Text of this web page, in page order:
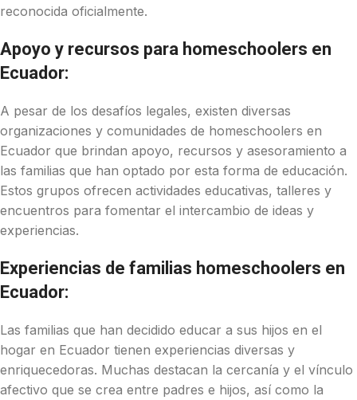
reconocida oficialmente.
Apoyo y recursos para homeschoolers en
Ecuador:
A pesar de los desafíos legales, existen diversas
organizaciones y comunidades de homeschoolers en
Ecuador que brindan apoyo, recursos y asesoramiento a
las familias que han optado por esta forma de educación.
Estos grupos ofrecen actividades educativas, talleres y
encuentros para fomentar el intercambio de ideas y
experiencias.
Experiencias de familias homeschoolers en
Ecuador:
Las familias que han decidido educar a sus hijos en el
hogar en Ecuador tienen experiencias diversas y
enriquecedoras. Muchas destacan la cercanía y el vínculo
afectivo que se crea entre padres e hijos, así como la